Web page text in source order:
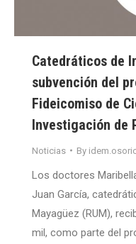
Catedráticos de
subvención del
Fideicomiso de
Investigación de
Noticias By
Los doctores
Juan García,
Mayagüez (RUM),
mil, como parte del